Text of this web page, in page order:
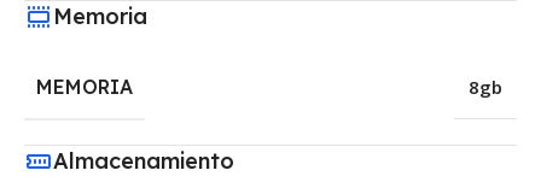
Memoria
MEMORIA 8gb
Almacenamiento